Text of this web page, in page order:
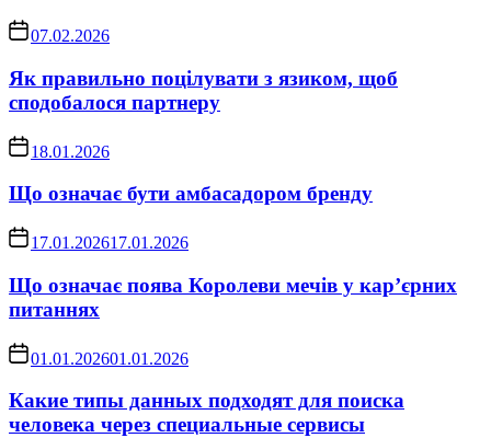
07.02.2026
Як правильно поцілувати з язиком, щоб
сподобалося партнеру
18.01.2026
Що означає бути амбасадором бренду
17.01.202617.01.2026
Що означає поява Королеви мечів у кар’єрних
питаннях
01.01.202601.01.2026
Какие типы данных подходят для поиска
человека через специальные сервисы